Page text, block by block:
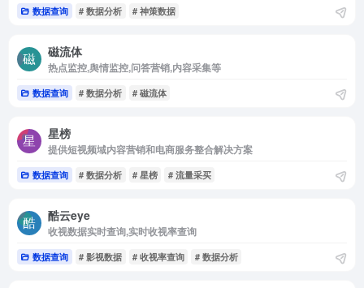
数据查询 # 数据分析 # 神策数据
磁流体
热点监控,舆情监控,问答营销,内容采集等
数据查询 # 数据分析 # 磁流体
星榜
提供短视频域内容营销和电商服务整合解决方案
数据查询 # 数据分析 # 星榜 # 流量采买
酷云eye
收视数据实时查询,实时收视率查询
数据查询 # 影视数据 # 收视率查询 # 数据分析